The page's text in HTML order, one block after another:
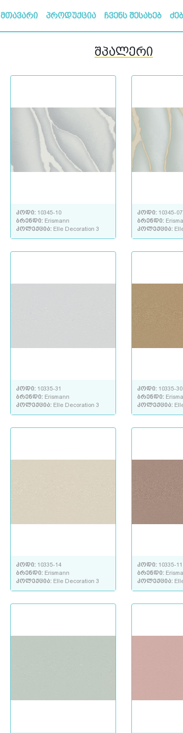
მთავარი პროდუქცია ჩვენს შესახებ
შპალერი
კოდი: 10345-10
ბრენდი: Erismann
კოლექცია: Elle Decoration 3
კოდი: 10345-07
ბრენდი:
კოლექცია:
კოდი: 10335-31
ბრენდი: Erismann
კოლექცია: Elle Decoration 3
კოდი: 10335-30
ბრენდი:
კოლექცია:
კოდი: 10335-14
ბრენდი: Erismann
კოლექცია: Elle Decoration 3
კოდი: 10335-11
ბრენდი:
კოლექცია: